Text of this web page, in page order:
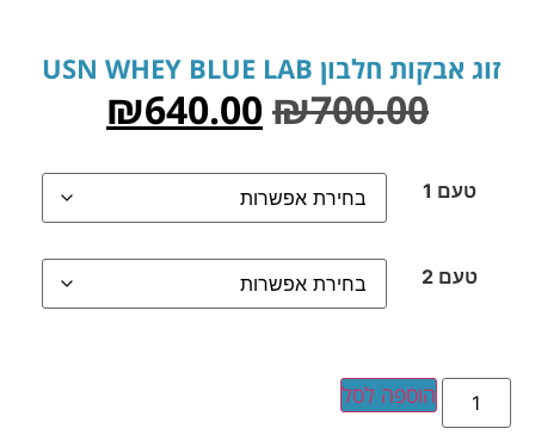
זוג אבקות חלבון USN WHEY BLUE LAB
₪700.00
₪640.00
טעם 1
טעם 2
הוספה לסל